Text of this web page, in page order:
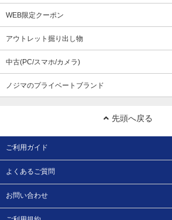
WEB限定クーポン
アウトレット掘り出し物
中古(PC/スマホ/カメラ)
ノジマのプライベートブランド
先頭へ戻る
ご利用ガイド
よくあるご質問
お問い合わせ